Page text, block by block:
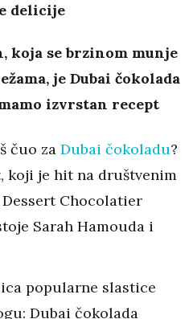
delicije
koja se brzinom munje
je Dubai čokolada
izvrstan recept
čuo za Dubai čokoladu?
koji je hit na društvenim
Chocolatier
Sarah Hamouda i
popularne slastice
Dubai čokolada